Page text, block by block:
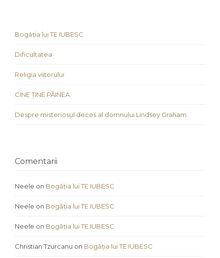
Bogăția lui TE IUBESC
Dificultatea
Religia viitorului
CINE ȚINE PÂINEA
Despre misteriosul deces al domnului Lindsey Graham
Comentarii
Neele on Bogăția lui TE IUBESC
Neele on Bogăția lui TE IUBESC
Neele on Bogăția lui TE IUBESC
Christian Tzurcanu on Bogăția lui TE IUBESC